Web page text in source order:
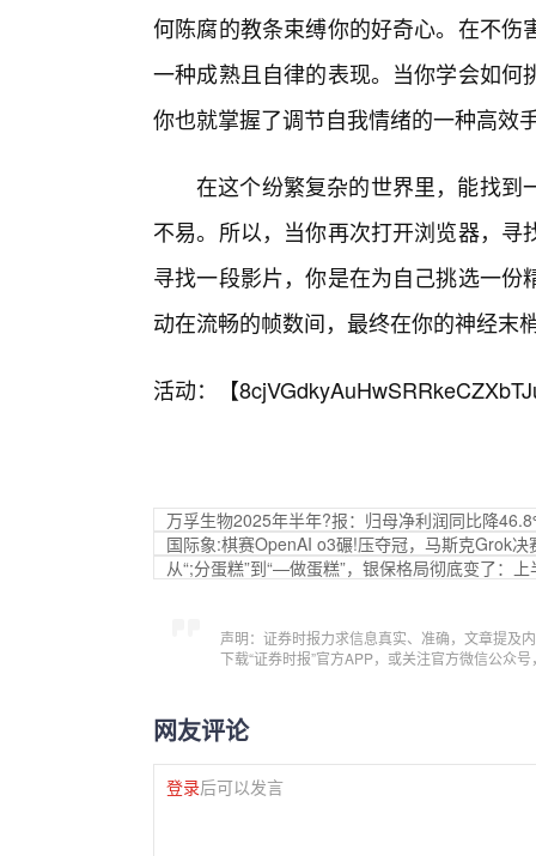
何陈腐的教条束缚你的好奇心。在不
一种成熟且自律的表现。当你学会如
你也就掌握了调节自我情绪的一种高效
在这个纷繁复杂的世界里，能找到
不易。所以，当你再次打开浏览器，
寻找一段影片，你是在为自己挑选一
动在流畅的帧数间，最终在你的神经末
活动：【
万孚生物2025年半年?报：归母净利润同比降
国际象:棋赛OpenAI o3碾!压夺冠，马斯克Grok决
从“;分蛋糕”到“—做蛋糕”，银保格局彻底变了：
声明：证券时报力求信息真实、准确，文章提及
下载“证券时报”官方APP，或关注官方微信公众
网友评论
登录后可以发言